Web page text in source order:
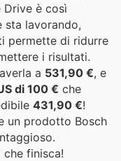
Drive è così
sta lavorando,
permette di ridurre
i risultati.
a 531,90 €, e
di 100 € che
431,90 €!
un prodotto Bosch
finisca!